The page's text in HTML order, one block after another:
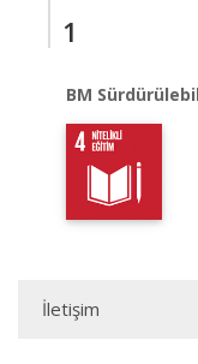
1
BM
İletişim